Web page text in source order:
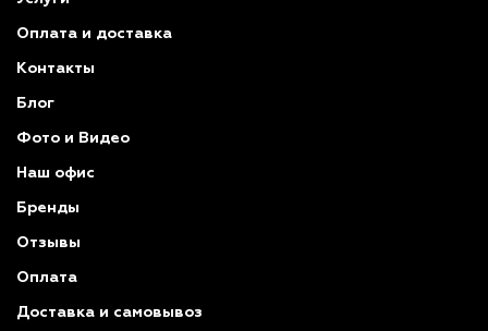
Оплата и доставка
Контакты
Блог
Фото и Видео
Наш офис
Бренды
Отзывы
Оплата
Доставка и самовывоз